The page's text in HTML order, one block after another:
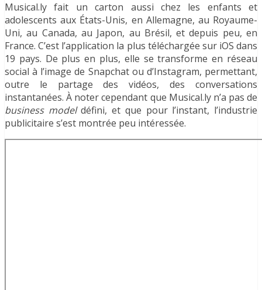
Musical.ly fait un carton aussi chez les enfants et
adolescents aux États-Unis, en Allemagne, au Royaume-
Uni, au Canada, au Japon, au Brésil, et depuis peu, en
France. C’est l’application la plus téléchargée sur iOS dans
19 pays. De plus en plus, elle se transforme en réseau
social à l’image de Snapchat ou d’Instagram, permettant,
outre le partage des vidéos, des conversations
instantanées. À noter cependant que Musical.ly n’a pas de
business modeldéfini, et que pour l’instant, l’industrie
publicitaire s’est montrée peu intéressée.